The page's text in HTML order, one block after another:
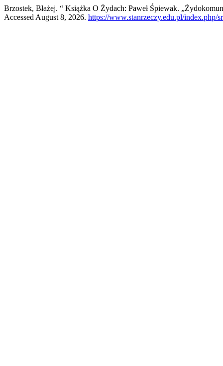
Brzostek, Błażej. “ Książka O Żydach: Paweł Śpiewak.
Accessed August 8, 2026. https://www.stanrzeczy.edu.pl/index.php/